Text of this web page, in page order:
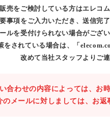
売をご検討している方はエレコ
事項をご入力いただき、送信完
ルを受付けられない場合がござ
をされている場合は、「
改めて当社スタッフよりご
合わせの内容によっては、お
のメールに対しましては、お返